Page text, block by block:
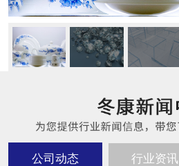
公司动态 行业资讯